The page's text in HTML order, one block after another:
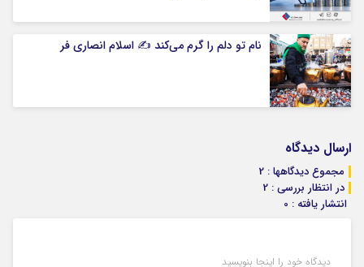
نام تو دلم را گرم می‌کند ✍️ اسلام انصاری فر
ارسال دیدگاه
مجموع دیدگاهها : 2
در انتظار بررسی : 2
انتشار یافته : 0
دیدگاه خود را اینجا بنویسید